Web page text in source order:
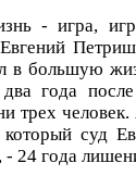
- игра,
в большую
два года
трех
суд
24 года